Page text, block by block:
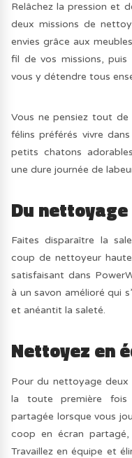
Relâchez la pression et
deux missions de
envies grâce aux
fil de vos missions,
vous y détendre tous
Vous ne pensiez tout de
félins préférés vivre
petits chatons
une dure journée de
Du
Faites disparaître la
coup de nettoyeur
satisfaisant dans
à un savon amélioré qui
et anéantit la saleté.
Nettoyez en
Pour du nettoyage
la toute première fois
partagée lorsque vous
coop en écran
Travaillez en équipe et